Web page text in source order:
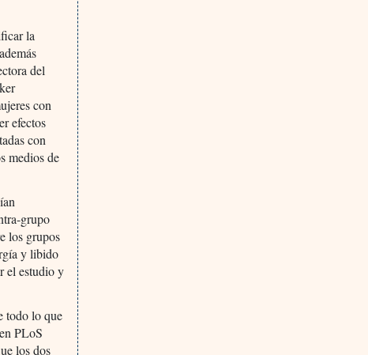
la
del
con
efectos
con
medios de
grupo
los grupos
y libido
el estudio y
todo lo que
PLoS
los dos